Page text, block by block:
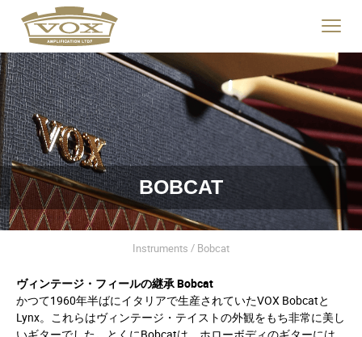
logo
link
to
home
page
Click
to
menu.
BOBCAT
Instruments / Bobcat
ヴィンテージ・フィールの継承 Bobcat
かつて1960年半ばにイタリアで生産されていたVOX Bobcatと
Lynx。これらはヴィンテージ・テイストの外観をもち非常に美し